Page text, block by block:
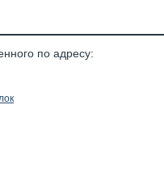
по адресу: